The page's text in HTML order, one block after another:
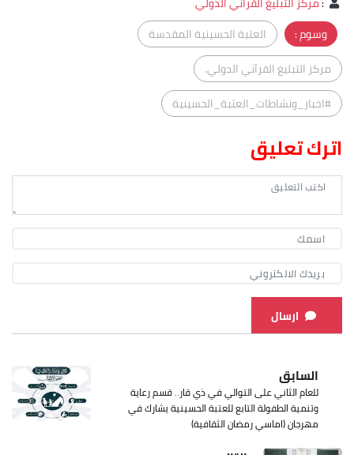
وسوم :
العتبة الحسينية المقدسة
مركز التبليغ القرآني الدولي.
#اخبار_ونشاطات_العتبة_الحسينية
اترك تعليق
ارسال
السابق
للعام الثاني على التوالي في ذي قار.. قسم رعاية
وتنمية الطفولة التابع للعتبة الحسينية يشارك في
مهرجان (اماسي رمضان الثقافية)